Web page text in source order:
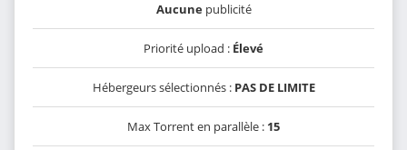
Aucunepublicité
Priorité upload : Élevé
Hébergeurs sélectionnés : PAS DE LIMITE
Max Torrent en parallèle : 15